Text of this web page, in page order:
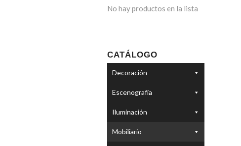
No hay productos en la lista
CATÁLOGO
Decoración
Escenografía
Iluminación
Mobiliario